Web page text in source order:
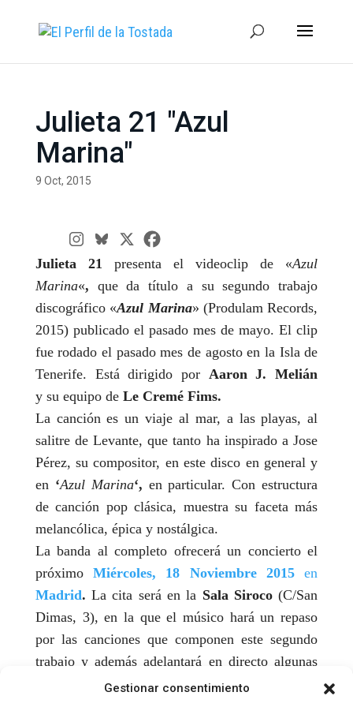
Gestionar consentimiento
Julieta 21 "Azul
Marina"
9 Oct, 2015
Julieta 21 presenta el videoclip de «Azul
Marina«, que da título a su segundo trabajo
discográfico «Azul Marina» (Produlam Records,
2015) publicado el pasado mes de mayo. El clip
fue rodado el pasado mes de agosto en la Isla de
Tenerife. Está dirigido por Aaron J. Melián
y su equipo de Le Cremé Fims.
La canción es un viaje al mar, a las playas, al
salitre de Levante, que tanto ha inspirado a Jose
Pérez, su compositor, en este disco en general y
en ‘Azul Marina‘, en particular. Con estructura
de canción pop clásica, muestra su faceta más
melancólica, épica y nostálgica.
La banda al completo ofrecerá un concierto el
próximoMiércoles, 18 Noviembre 2015en
Madrid. La cita será en la Sala Siroco(C/San
Dimas, 3), en la que el músico hará un repaso
por las canciones que componen este segundo
trabajo y además adelantará en directo algunas
de las canciones nuevas en las que está